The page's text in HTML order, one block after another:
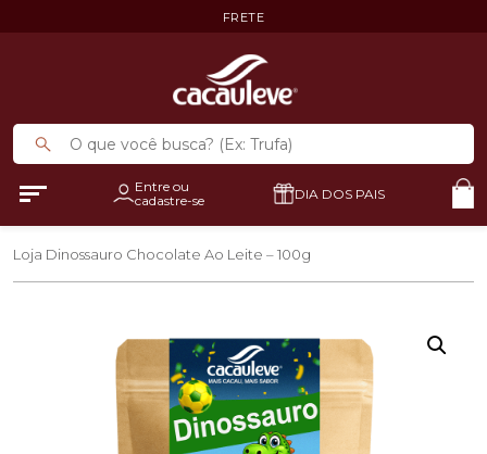
FRETE
Entre ou
cadastre-se
DIA DOS PAIS
Loja Dinossauro Chocolate Ao Leite – 100g